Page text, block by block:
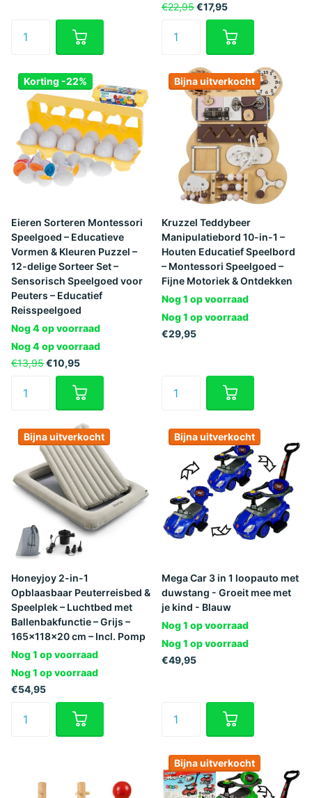
€22,95€17,95
Korting -22%
Eieren Sorteren Montessori
Speelgoed – Educatieve
Vormen & Kleuren Puzzel –
12-delige Sorteer Set –
Sensorisch Speelgoed voor
Peuters – Educatief
Reisspeelgoed
Nog 4 op voorraad
Nog 4 op voorraad
€13,95€10,95
Bijna uitverkocht
Kruzzel Teddybeer
Manipulatiebord 10-in-1 –
Houten Educatief Speelbord
– Montessori Speelgoed –
Fijne Motoriek & Ontdekken
Nog 1 op voorraad
Nog 1 op voorraad
€29,95
Bijna uitverkocht
Honeyjoy 2-in-1
Opblaasbaar Peuterreisbed &
Speelplek – Luchtbed met
Ballenbakfunctie – Grijs –
165x118x20 cm – Incl. Pomp
Nog 1 op voorraad
Nog 1 op voorraad
€54,95
Bijna uitverkocht
Mega Car 3 in 1 loopauto met
duwstang - Groeit mee met
je kind - Blauw
Nog 1 op voorraad
Nog 1 op voorraad
€49,95
Bijna uitverkocht